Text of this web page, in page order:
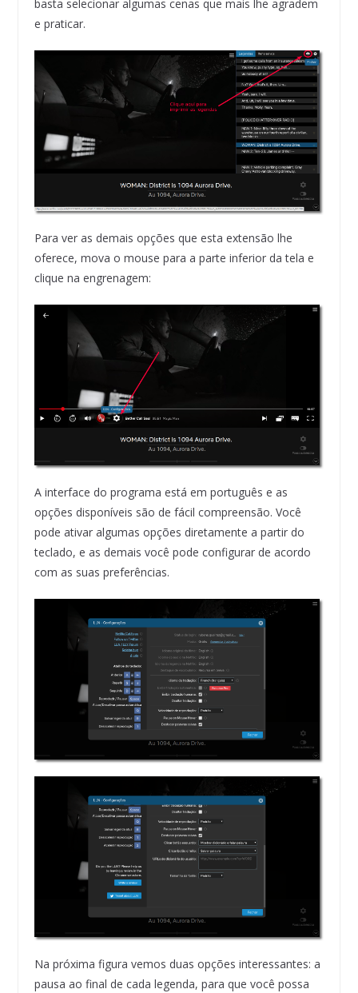
basta selecionar algumas cenas que mais lhe agradem
e praticar.
Para ver as demais opções que esta extensão lhe
oferece, mova o mouse para a parte inferior da tela e
clique na engrenagem:
A interface do programa está em português e as
opções disponíveis são de fácil compreensão. Você
pode ativar algumas opções diretamente a partir do
teclado, e as demais você pode configurar de acordo
com as suas preferências.
Na próxima figura vemos duas opções interessantes: a
pausa ao final de cada legenda, para que você possa